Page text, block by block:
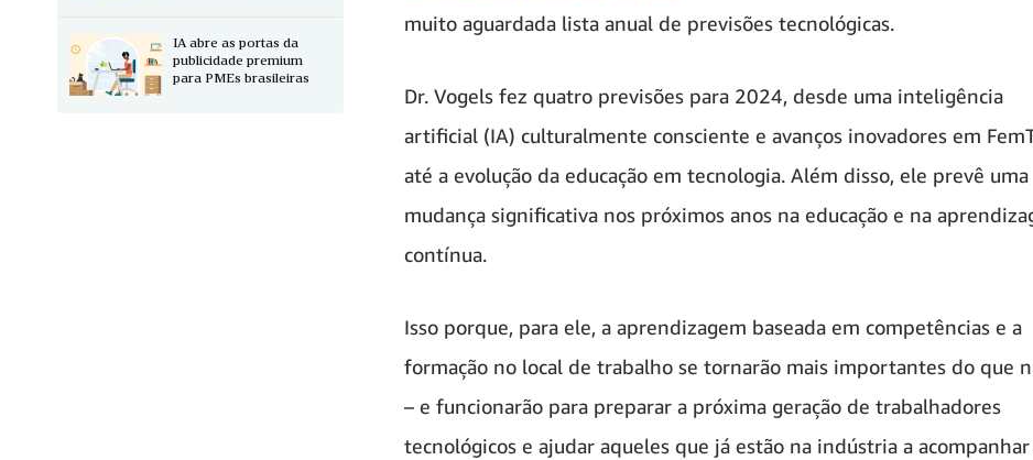
muito aguardada lista anual de previsões tecnológicas.
Dr. Vogels fez quatro previsões para 2024, desde uma inteligência
artificial (IA) culturalmente consciente e avanços inovadores em
até a evolução da educação em tecnologia. Além disso, ele prevê uma
mudança significativa nos próximos anos na educação e na
contínua.
Isso porque, para ele, a aprendizagem baseada em competências e a
formação no local de trabalho se tornarão mais importantes do que
– e funcionarão para preparar a próxima geração de trabalhadores
tecnológicos e ajudar aqueles que já estão na indústria a acompanhar
IA abre as portas da
publicidade premium
para PMEs brasileiras